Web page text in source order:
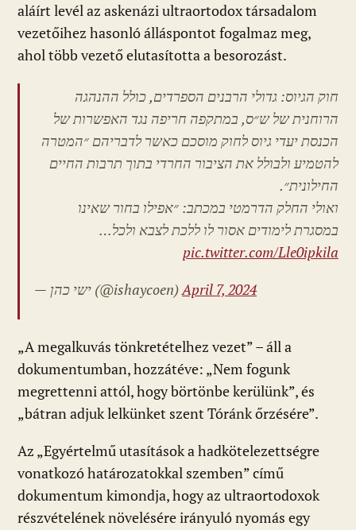
aláírt levél az askenázi ultraortodox társadalom
vezetőihez hasonló álláspontot fogalmaz meg,
ahol több vezető elutasította a besorozást.
חוק הגיוס: גדולי הרבנים הספרדים, כולל ההנהגה
הרוחנית של ש״ס, במתקפה חריפה נגד האפשרות של
הכנסת יעדי גיוס לחוק מוסכם כאשר לדבריהם ״המטרה
להטמיע ולבולל את הציבור החרדי בתוך תרבות החיים
החילונית״.
ואולי החלק הדרמטי במכתב: ״אפילו בחור שאינו
במסגרת לימודים אסור לו ללכת לצבא ולכל…
pic.twitter.com/Lle0ipkila
— ישי כהן (@ishaycoen)April 7, 2024
„A megalkuvás tönkretételhez vezet” – áll a
dokumentumban, hozzátéve: „Nem fogunk
megrettenni attól, hogy börtönbe kerülünk”, és
„bátran adjuk lelkünket szent Tóránk őrzésére”.
Az „Egyértelmű utasítások a hadkötelezettségre
vonatkozó határozatokkal szemben” című
dokumentum kimondja, hogy az ultraortodoxok
részvételének növelésére irányuló nyomás egy